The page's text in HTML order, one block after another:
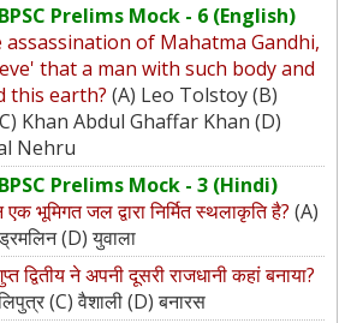
Prelims Mock - 6 (English)
of Mahatma Gandhi,
that a man with such body and
this earth? (A) Leo Tolstoy (B)
Khan Abdul Ghaffar Khan (D)
Nehru
Prelims Mock - 3 (Hindi)
भूमिगत जल द्वारा निर्मित स्थलाकृति है? (A)
(D) युवाला
द्वितीय ने अपनी दूसरी राजधानी कहां बनाया?
(C) वैशाली (D) बनारस